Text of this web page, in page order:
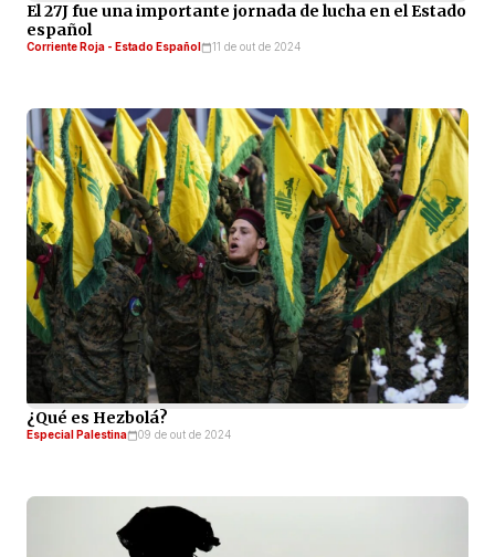
El 27J fue una importante jornada de lucha en el Estado
español
Corriente Roja - Estado Español 11 de out de 2024
¿Qué es Hezbolá?
Especial Palestina 09 de out de 2024